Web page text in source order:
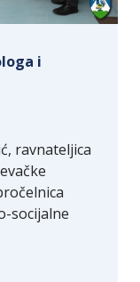
i
ravnateljica
socijalne